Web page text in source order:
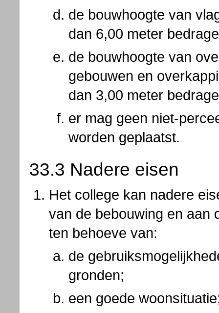
de bouwhoogte van
dan 6,00 meter
de bouwhoogte van
gebouwen en
dan 3,00 meter
er mag geen niet-
worden geplaatst.
33.3 Nadere eisen
Het college kan nadere
van de bebouwing en aan
ten behoeve van:
de
gronden;
een goede